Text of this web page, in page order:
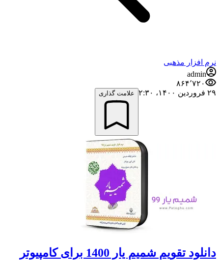
نرم افزار مذهبی
admin
۸۶۴٬۷۲۰
۲۹ فروردین ۱۴۰۰،‏ ۲:۳۰
علامت گذاری
دانلود تقویم شمیم یار 1400 برای کامپیوتر